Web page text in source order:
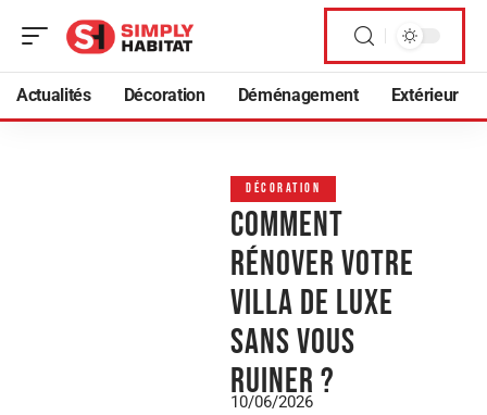
Actualités Décoration Déménagement Extérieur
DÉCORATION
Comment
rénover votre
villa de luxe
sans vous
ruiner ?
10/06/2026